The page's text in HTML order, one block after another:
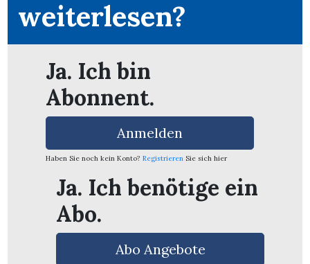
weiterlesen?
Ja. Ich bin
Abonnent.
Anmelden
Haben Sie noch kein Konto? Registrieren Sie sich hier
Ja. Ich benötige ein
Abo.
Abo Angebote